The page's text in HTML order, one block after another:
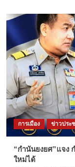
การเมือง ข่าวประ
“กำนันยงยศ”แจง
ใหม่ได้